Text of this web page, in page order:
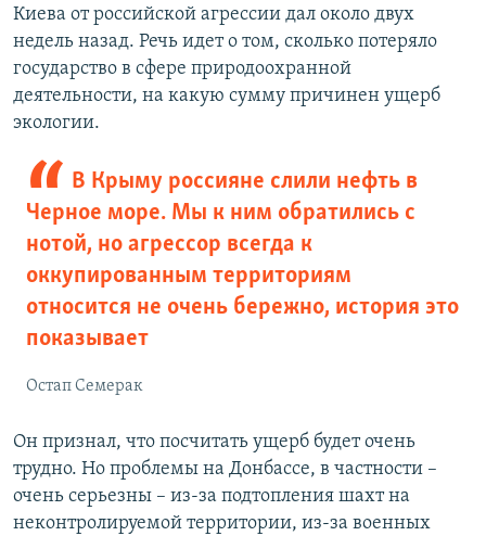
Киева от российской агрессии дал около двух
недель назад. Речь идет о том, сколько потеряло
государство в сфере природоохранной
деятельности, на какую сумму причинен ущерб
экологии.
В Крыму россияне слили нефть в
Черное море. Мы к ним обратились с
нотой, но агрессор всегда к
оккупированным территориям
относится не очень бережно, история это
показывает
Остап Семерак
Он признал, что посчитать ущерб будет очень
трудно. Но проблемы на Донбассе, в частности –
очень серьезны – из-за подтопления шахт на
неконтролируемой территории, из-за военных